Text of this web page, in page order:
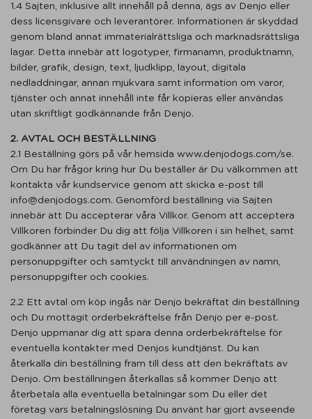
1.4 Sajten, inklusive allt innehåll på denna, ägs av Denjo eller
dess licensgivare och leverantörer. Informationen är skyddad
genom bland annat immaterialrättsliga och marknadsrättsliga
lagar. Detta innebär att logotyper, firmanamn, produktnamn,
bilder, grafik, design, text, ljudklipp, layout, digitala
nedladdningar, annan mjukvara samt information om varor,
tjänster och annat innehåll inte får kopieras eller användas
utan skriftligt godkännande från Denjo.
2. AVTAL OCH BESTÄLLNING
2.1 Beställning görs på vår hemsida www.denjodogs.com/se.
Om Du har frågor kring hur Du beställer är Du välkommen att
kontakta vår kundservice genom att skicka e-post till
info@denjodogs.com. Genomförd beställning via Sajten
innebär att Du accepterar våra Villkor. Genom att acceptera
Villkoren förbinder Du dig att följa Villkoren i sin helhet, samt
godkänner att Du tagit del av informationen om
personuppgifter och samtyckt till användningen av namn,
personuppgifter och cookies.
2.2 Ett avtal om köp ingås när Denjo bekräftat din beställning
och Du mottagit orderbekräftelse från Denjo per e-post.
Denjo uppmanar dig att spara denna orderbekräftelse för
eventuella kontakter med Denjos kundtjänst. Du kan
återkalla din beställning fram till dess att den bekräftats av
Denjo. Om beställningen återkallas så kommer Denjo att
återbetala alla eventuella betalningar som Du eller det
företag vars betalningslösning Du använt har gjort avseende